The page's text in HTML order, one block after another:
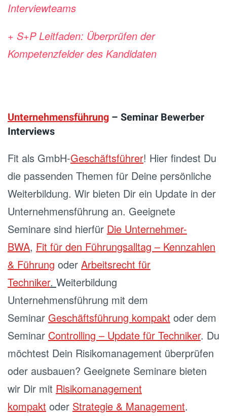
Interviewteams
+ S+P Leitfaden: Überprüfen der
Kompetenzfelder des Kandidaten
Unternehmensführung – Seminar Bewerber
Interviews
Fit als GmbH-Geschäftsführer! Hier findest Du
die passenden Themen für Deine persönliche
Weiterbildung. Wir bieten Dir ein Update in der
Unternehmensführung an. Geeignete
Seminare sind hierfür Die Unternehmer-
BWA, Fit für den Führungsalltag – Kennzahlen
& Führung oder Arbeitsrecht für
Techniker. Weiterbildung
Unternehmensführung mit dem
Seminar Geschäftsführung kompakt oder dem
Seminar Controlling – Update für Techniker. Du
möchtest Dein Risikomanagement überprüfen
oder ausbauen? Geeignete Seminare bieten
wir Dir mit Risikomanagement
kompakt oder Strategie & Management.